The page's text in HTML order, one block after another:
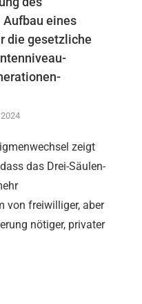
Aufbau eines
die gesetzliche
zeigt
das Drei-Säulen-
von freiwilliger, aber
nötiger, privater